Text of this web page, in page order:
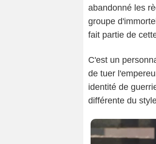
abandonné les
groupe
fait partie de
C'est un
de tuer
identité de
différente du